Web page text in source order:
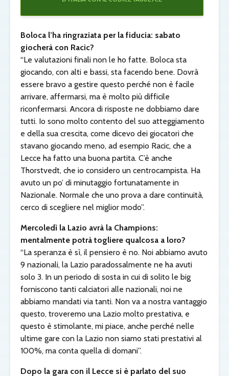
Boloca l’ha ringraziata per la fiducia: sabato
giocherà con Racic?
“Le valutazioni finali non le ho fatte. Boloca sta
giocando, con alti e bassi, sta facendo bene. Dovrà
essere bravo a gestire questo perché non è facile
arrivare, affermarsi, ma è molto più difficile
riconfermarsi. Ancora di risposte ne dobbiamo dare
tutti. Io sono molto contento del suo atteggiamento
e della sua crescita, come dicevo dei giocatori che
stavano giocando meno, ad esempio Racic, che a
Lecce ha fatto una buona partita. C’è anche
Thorstvedt, che io considero un centrocampista. Ha
avuto un po’ di minutaggio fortunatamente in
Nazionale. Normale che uno prova a dare continuità,
cerco di scegliere nel miglior modo”.
Mercoledì la Lazio avrà la Champions:
mentalmente potrà togliere qualcosa a loro?
“La speranza è sì, il pensiero è no. Noi abbiamo avuto
9 nazionali, la Lazio paradossalmente ne ha avuti
solo 3. In un periodo di sosta in cui di solito le big
forniscono tanti calciatori alle nazionali, noi ne
abbiamo mandati via tanti. Non va a nostra vantaggio
questo, troveremo una Lazio molto prestativa, e
questo è stimolante, mi piace, anche perché nelle
ultime gare con la Lazio non siamo stati prestativi al
100%, ma conta quella di domani”.
Dopo la gara con il Lecce si è parlato del suo